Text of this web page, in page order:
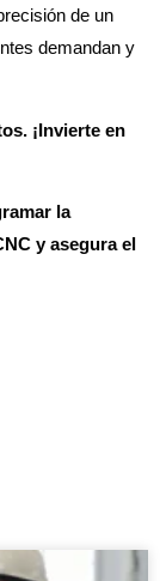
de un
demandan y
¡Invierte en
la
y asegura el